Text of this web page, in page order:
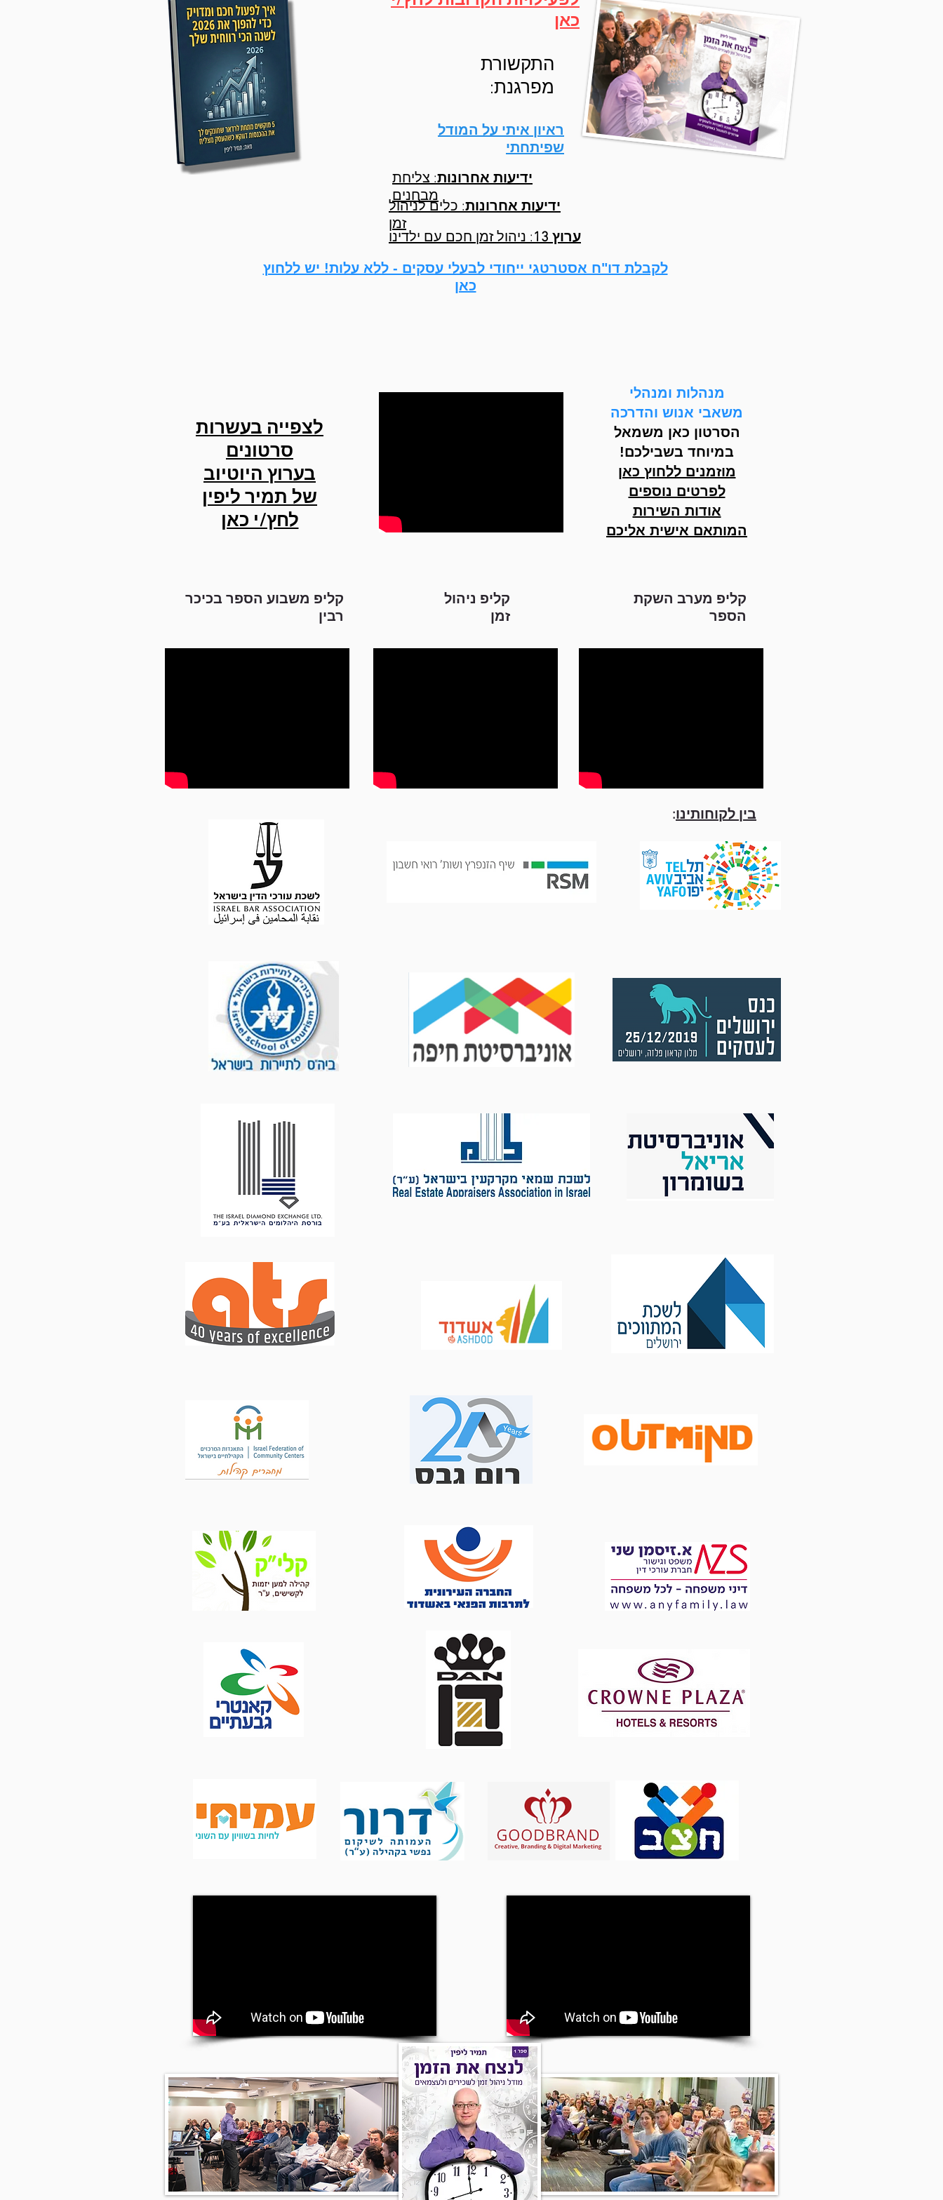
ת חשובים לך!
התקשורת
מפרגנת:
כאן
ידיעות אחרונות: כלים לניהול
זמן
ערוץ 13 : ניהול זמן חכם עם ילדינו
ידיעות אחרונות: צליחת
מבחנים
ראיון איתי על המודל
שפיתחתי
לקבלת דו"ח אסטרטגי ייחודי לבעלי עסקים - ללא עלות! יש ללחוץ
כאן
לצפייה בעשרות
סרטונים
בערוץ היוטיוב
של תמיר ליפין
לחץ/י כאן
מנהלות ומנהלי
משאבי אנוש והדרכה
הסרטון כאן משמאל
במיוחד בשבילכם!
מוזמנים ללחוץ כאן
לפרטים נוספים
אודות השירות
המותאם אישית אליכם
קליפ משבוע הספר בכיכר
רבין
קליפ ניהול
זמן
קליפ מערב השקת
הספר
בין לקוחותינו: